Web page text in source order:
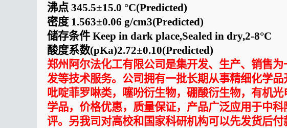
沸点 345.5±15.0 °C(Predicted)
密度 1.563±0.06 g/cm3(Predicted)
储存条件Keep in dark place,Sealed in dry,2-8°C
酸度系数(pKa)2.72±0.10(Predicted)
郑州阿尔法化工有限公司是集开发、生产、销售
发等技术服务。公司拥有一批长期从事精细化学品
吡啶菲罗啉类，噻吩衍生物，硼酸衍生物，有机
学品，价格优惠，质量保证，产品广泛应用于中
评。另我司对高校和国家科研机构可以先发货后